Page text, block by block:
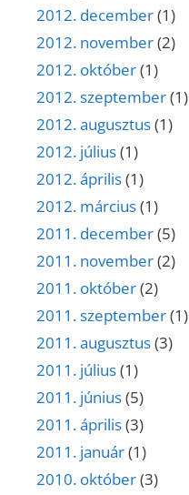
2012. december(1)
2012. november(2)
2012. október(1)
2012. szeptember(1)
2012. augusztus(1)
2012. július(1)
2012. április(1)
2012. március(1)
2011. december(5)
2011. november(2)
2011. október(2)
2011. szeptember(1)
2011. augusztus(3)
2011. július(1)
2011. június(5)
2011. április(3)
2011. január(1)
2010. október(3)